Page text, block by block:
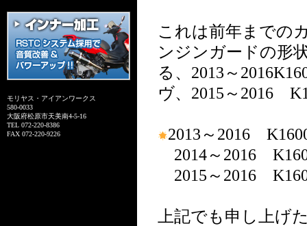
モリヤス・アイアンワークス
580-0033
大阪府松原市天美南4-5-16
TEL 072-220-8386
FAX 072-220-9226
これは前年までの
ンジンガードの形
る、2013～
ヴ、2015～2016
2013～2016
2014～2016
2015～2016
上記でも申し上げ